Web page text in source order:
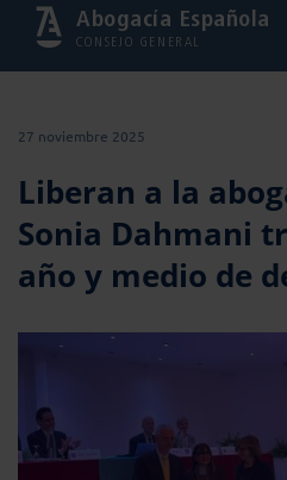
Abogacía Española
CONSEJO GENERAL
27 noviembre 2025
Liberan a la
Sonia Dahmani
año y medio de